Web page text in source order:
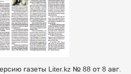
газеты Liter.kz № 88 от 8 авг.